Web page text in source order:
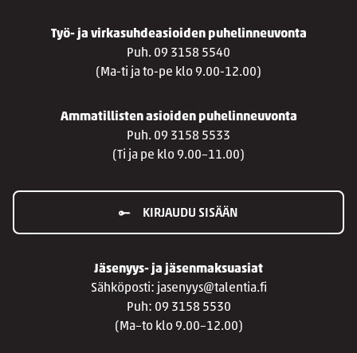
Työ- ja virkasuhdeasioiden puhelinneuvonta
Puh. 09 3158 5540
(Ma-ti ja to-pe klo 9.00-12.00)
Ammatillisten asioiden puhelinneuvonta
Puh. 09 3158 5533
(Ti ja pe klo 9.00–11.00)
KIRJAUDU SISÄÄN
Jäsenyys- ja jäsenmaksuasiat
Sähköposti: jasenyys@talentia.fi
Puh: 09 3158 5530
(Ma–to klo 9.00–12.00)